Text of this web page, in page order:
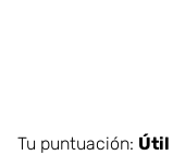
Tu puntuación: Útil